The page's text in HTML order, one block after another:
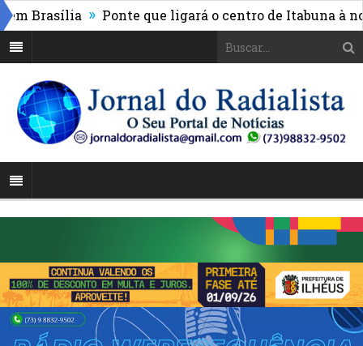
» Ponte que ligará o centro de Itabuna à nova